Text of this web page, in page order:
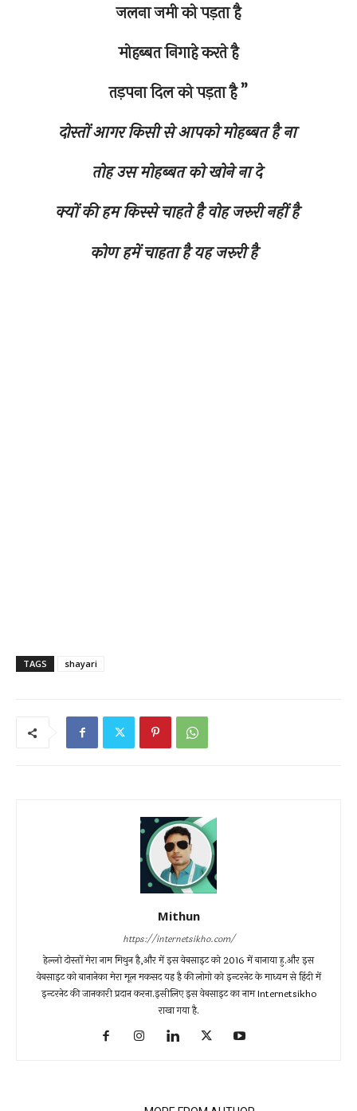
जलना जमी को पड़ता है
मोहब्बत निगाहे करते है
तड़पना दिल को पड़ता है ”
दोस्तों आगर किसी से आपको मोहब्बत है ना
तोह उस मोहब्बत को खोने ना दे
क्यों की हम किस्से चाहते है वोह जरुरी नहीं है
कोण हमें चाहता है यह जरुरी है
TAGS shayari
Mithun
https://internetsikho.com/
हेल्लो दोस्तों मेरा नाम मिथुन है,और में इस वेबसाइट को 2016 में बानाया हु.और इस
वेबसाइट को बानानेका मेरा मूल मकसद यह है की लोगो को इन्टरनेट के माध्यम से हिंदी में
इन्टरनेट की जानकारी प्रदान करना.इसीलिए इस वेबसाइट का नाम Internetsikho
राखा गया है.